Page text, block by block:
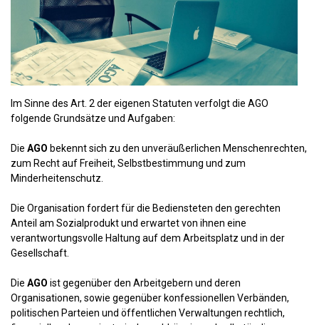
Im Sinne des Art. 2 der eigenen Statuten verfolgt die AGO
folgende Grundsätze und Aufgaben:
Die AGO bekennt sich zu den unveräußerlichen Menschenrechten,
zum Recht auf Freiheit, Selbstbestimmung und zum
Minderheitenschutz.
Die Organisation fordert für die Bediensteten den gerechten
Anteil am Sozialprodukt und erwartet von ihnen eine
verantwortungsvolle Haltung auf dem Arbeitsplatz und in der
Gesellschaft.
Die AGO ist gegenüber den Arbeitgebern und deren
Organisationen, sowie gegenüber konfessionellen Verbänden,
politischen Parteien und öffentlichen Verwaltungen rechtlich,